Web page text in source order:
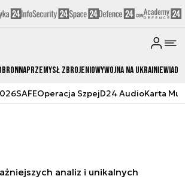
Przemysł ZbrojeniowyWojna na Ukrainie
SAFEOperacja SzpejD24 AudioKarta
analiz i unikalnych